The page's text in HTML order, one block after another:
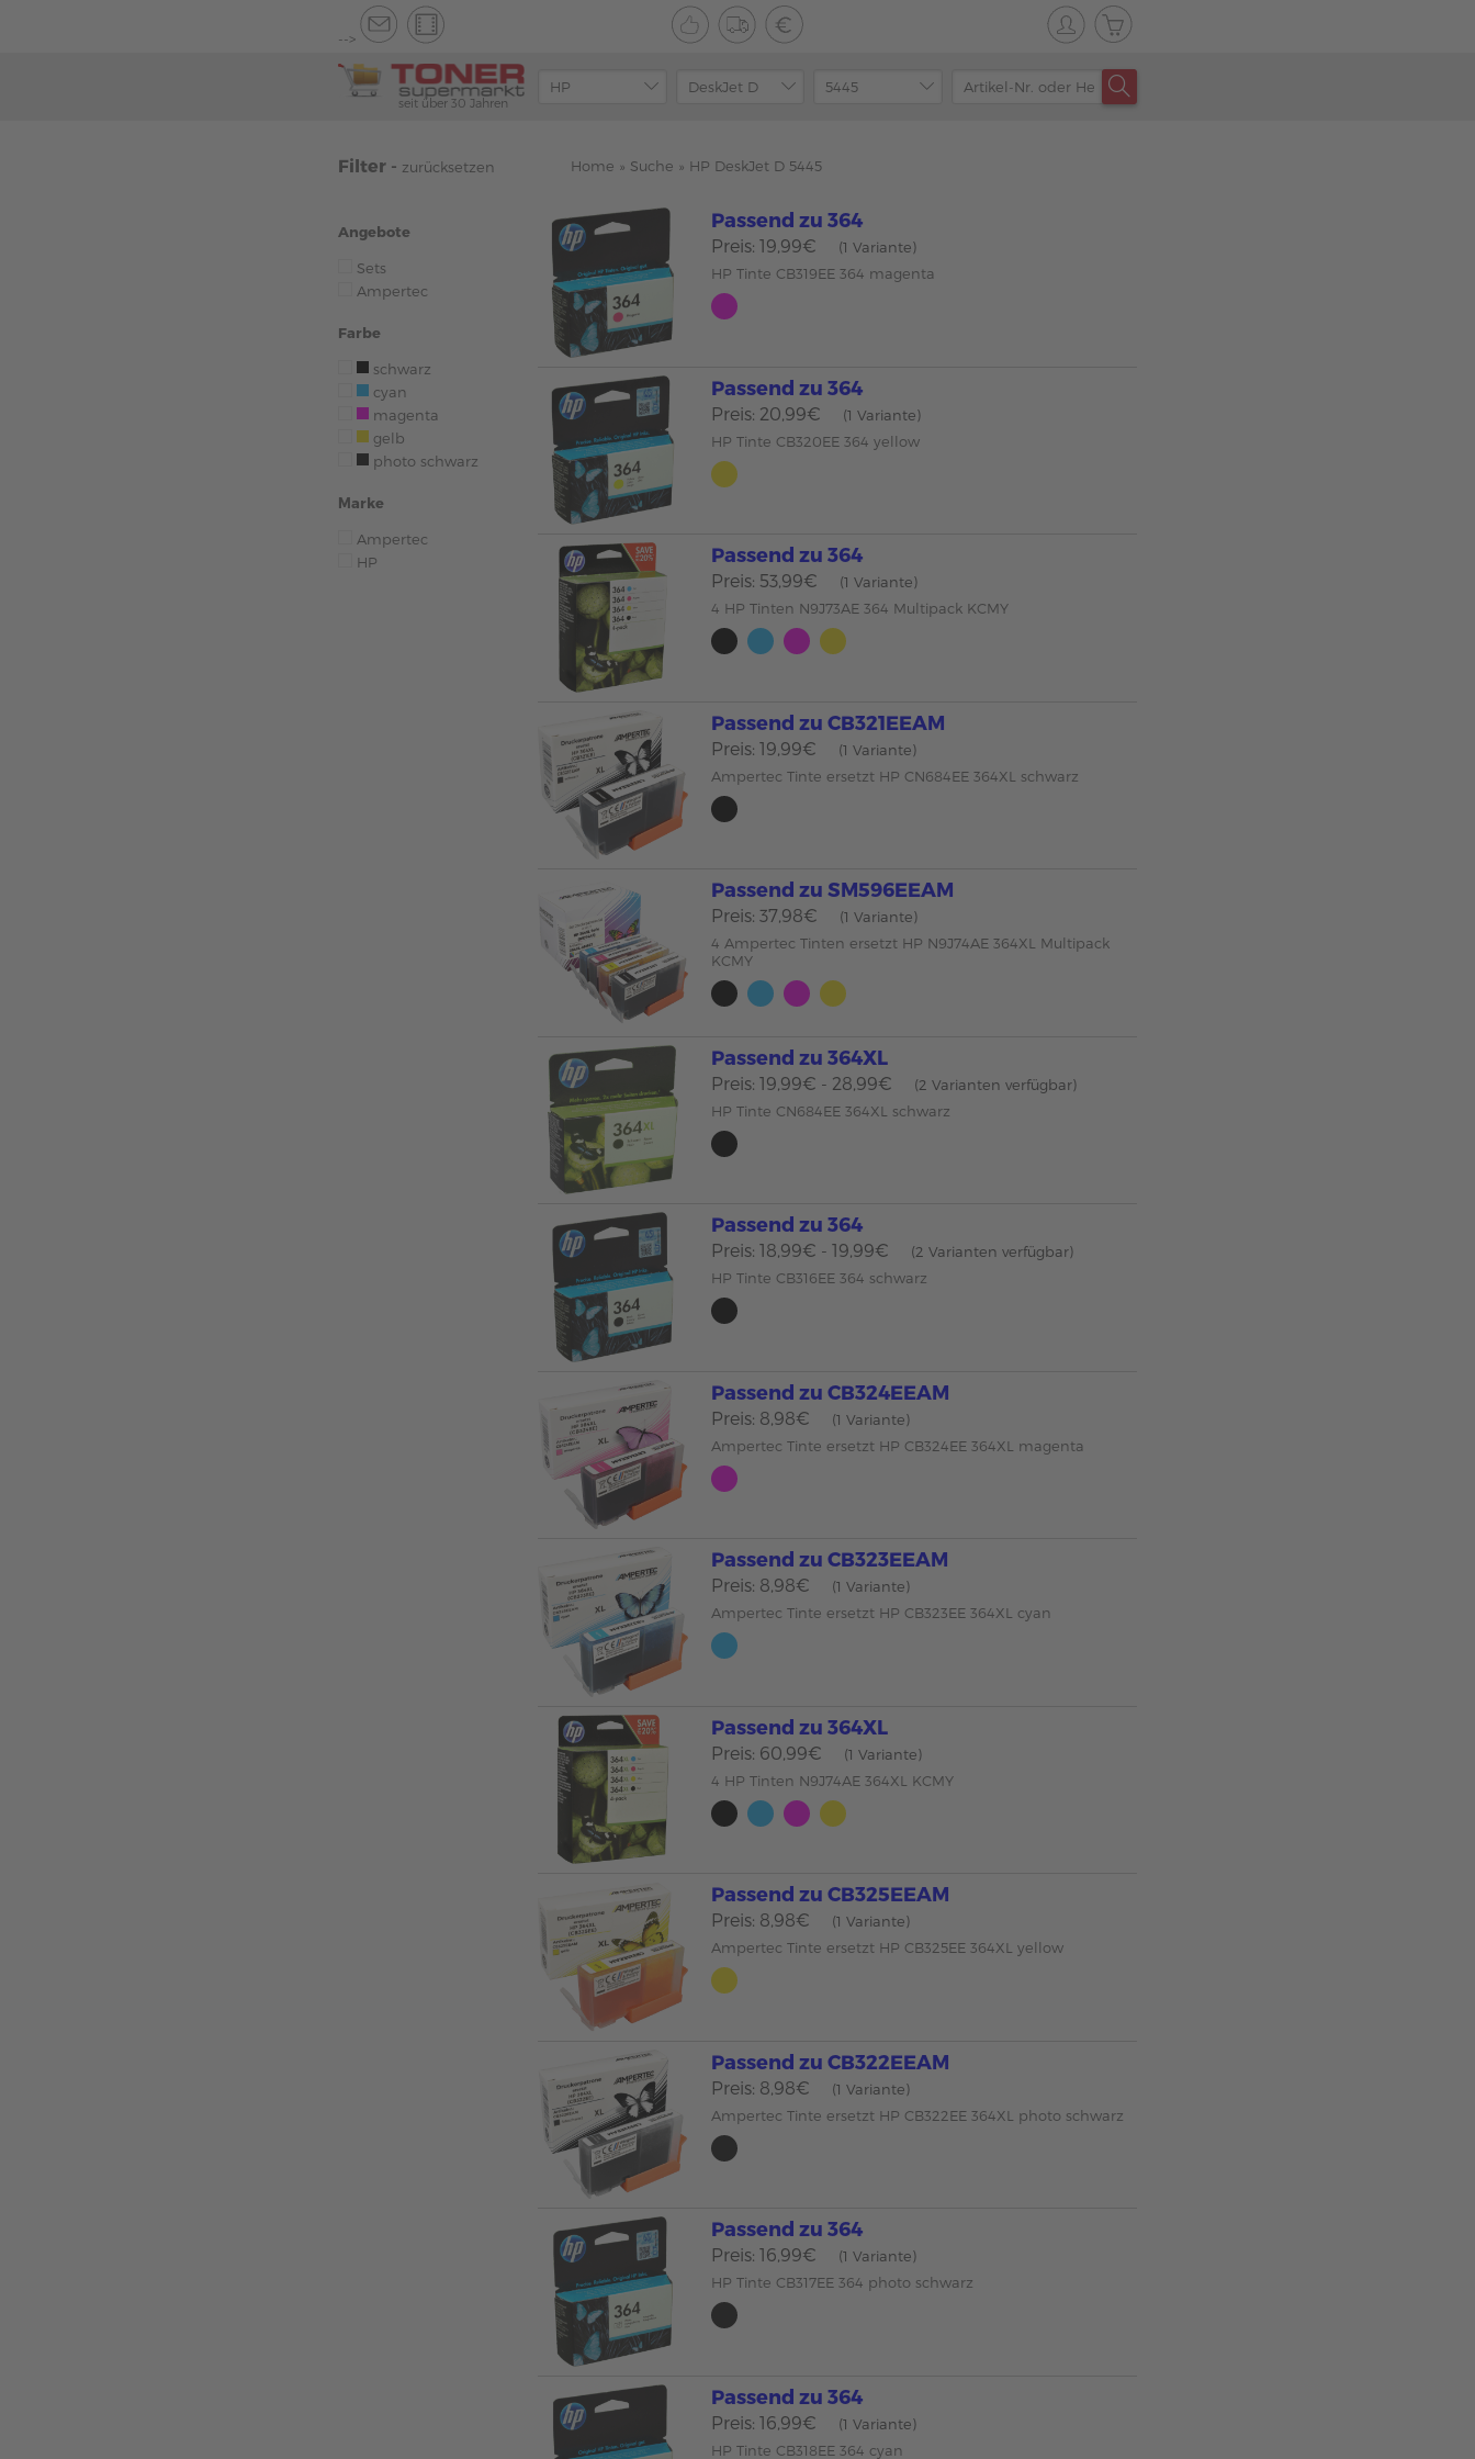
-->
seit über 30 Jahren
Filter - zurücksetzen
Angebote
Sets
Ampertec
Farbe
schwarz
cyan
magenta
gelb
photo schwarz
Marke
Ampertec
HP
Home » Suche » HP DeskJet D 5445
Passend zu 364
Preis: 19,99€
(1 Variante)
HP Tinte CB319EE 364 magenta
Passend zu 364
Preis: 20,99€
(1 Variante)
HP Tinte CB320EE 364 yellow
Passend zu 364
Preis: 53,99€
(1 Variante)
4 HP Tinten N9J73AE 364 Multipack KCMY
Passend zu CB321EEAM
Preis: 19,99€
(1 Variante)
Ampertec Tinte ersetzt HP CN684EE 364XL schwarz
Passend zu SM596EEAM
Preis: 37,98€
(1 Variante)
4 Ampertec Tinten ersetzt HP N9J74AE 364XL Multipack
KCMY
Passend zu 364XL
Preis: 19,99€ - 28,99€
(2 Varianten verfügbar)
HP Tinte CN684EE 364XL schwarz
Passend zu 364
Preis: 18,99€ - 19,99€
(2 Varianten verfügbar)
HP Tinte CB316EE 364 schwarz
Passend zu CB324EEAM
Preis: 8,98€
(1 Variante)
Ampertec Tinte ersetzt HP CB324EE 364XL magenta
Passend zu CB323EEAM
Preis: 8,98€
(1 Variante)
Ampertec Tinte ersetzt HP CB323EE 364XL cyan
Passend zu 364XL
Preis: 60,99€
(1 Variante)
4 HP Tinten N9J74AE 364XL KCMY
Passend zu CB325EEAM
Preis: 8,98€
(1 Variante)
Ampertec Tinte ersetzt HP CB325EE 364XL yellow
Passend zu CB322EEAM
Preis: 8,98€
(1 Variante)
Ampertec Tinte ersetzt HP CB322EE 364XL photo schwarz
Passend zu 364
Preis: 16,99€
(1 Variante)
HP Tinte CB317EE 364 photo schwarz
Passend zu 364
Preis: 16,99€
(1 Variante)
HP Tinte CB318EE 364 cyan